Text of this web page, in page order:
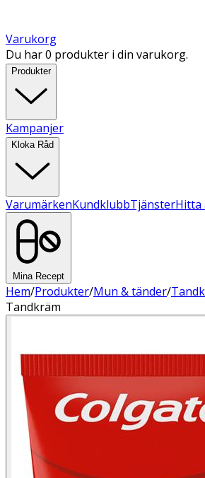
Varukorg
Du har 0 produkter i din varukorg.
Produkter
Kampanjer
Kloka Råd
VarumärkenKundklubbTjänsterHitta
Mina Recept
Hem/Produkter/Mun & tänder/
Tandkräm